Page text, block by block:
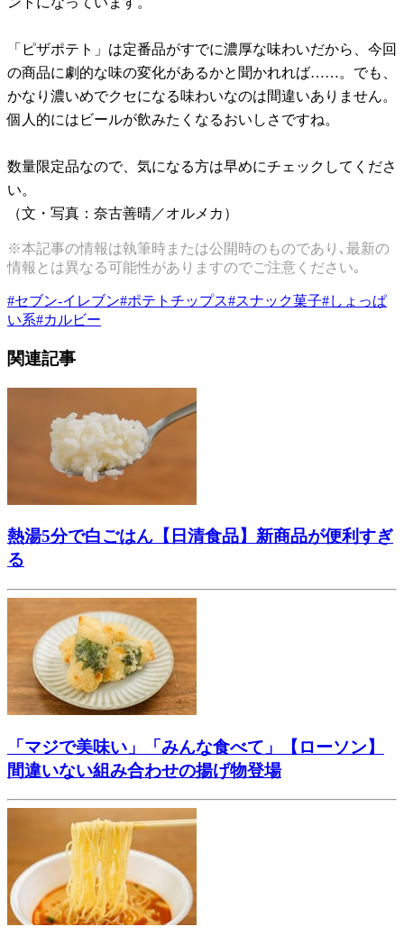
「ピザポテト」は定番品がすでに濃厚な味わいだから、今回
の商品に劇的な味の変化があるかと聞かれれば……。でも、
かなり濃いめでクセになる味わいなのは間違いありません。
個人的にはビールが飲みたくなるおいしさですね。
数量限定品なので、気になる方は早めにチェックしてくださ
い。
（文・写真：奈古善晴／オルメカ）
※本記事の情報は執筆時または公開時のものであり､最新の
情報とは異なる可能性がありますのでご注意ください｡
#セブン-イレブン#ポテトチップス#スナック菓子#しょっぱ
い系#カルビー
関連記事
熱湯5分で白ごはん【日清食品】新商品が便利すぎ
る
「マジで美味い」「みんな食べて」【ローソン】
間違いない組み合わせの揚げ物登場